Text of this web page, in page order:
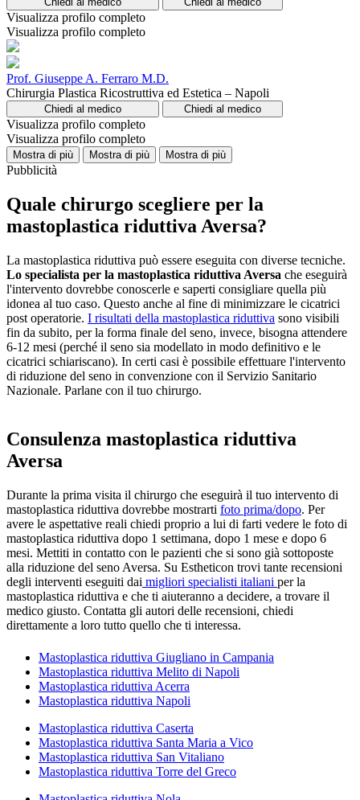
Visualizza profilo completo
Visualizza profilo completo
Prof. Giuseppe A. Ferraro M.D.
Chirurgia Plastica Ricostruttiva ed Estetica – Napoli
Chiedi al medico Chiedi al medico
Visualizza profilo completo
Visualizza profilo completo
Mostra di più Mostra di più Mostra di più
Pubblicità
Quale chirurgo scegliere per la
mastoplastica riduttiva Aversa?
La mastoplastica riduttiva può essere eseguita con diverse tecniche.
Lo specialista per la mastoplastica riduttiva Aversa che eseguirà
l'intervento dovrebbe conoscerle e saperti consigliare quella più
idonea al tuo caso. Questo anche al fine di minimizzare le cicatrici
post operatorie. I risultati della mastoplastica riduttiva sono visibili
fin da subito, per la forma finale del seno, invece, bisogna attendere
6-12 mesi (perché il seno sia modellato in modo definitivo e le
cicatrici schiariscano). In certi casi è possibile effettuare l'intervento
di riduzione del seno in convenzione con il Servizio Sanitario
Nazionale. Parlane con il tuo chirurgo.
Consulenza mastoplastica riduttiva
Aversa
Durante la prima visita il chirurgo che eseguirà il tuo intervento di
mastoplastica riduttiva dovrebbe mostrarti foto prima/dopo. Per
avere le aspettative reali chiedi proprio a lui di farti vedere le foto di
mastoplastica riduttiva dopo 1 settimana, dopo 1 mese e dopo 6
mesi. Mettiti in contatto con le pazienti che si sono già sottoposte
alla riduzione del seno Aversa. Su Estheticon trovi tante recensioni
degli interventi eseguiti dai migliori specialisti italiani per la
mastoplastica riduttiva e che ti aiuteranno a decidere, a trovare il
medico giusto. Contatta gli autori delle recensioni, chiedi
direttamente a loro tutto quello che ti interessa.
Mastoplastica riduttiva Giugliano in Campania
Mastoplastica riduttiva Melito di Napoli
Mastoplastica riduttiva Acerra
Mastoplastica riduttiva Napoli
Mastoplastica riduttiva Caserta
Mastoplastica riduttiva Santa Maria a Vico
Mastoplastica riduttiva San Vitaliano
Mastoplastica riduttiva Torre del Greco